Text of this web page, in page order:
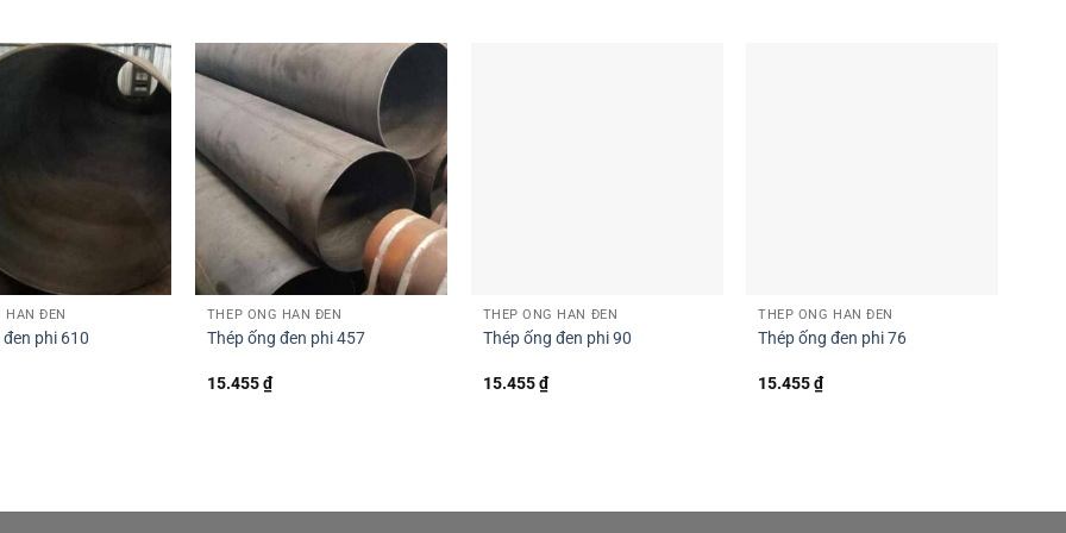
HÀN ĐEN
phi 610
THÉP ỐNG HÀN ĐEN
Thép ống đen phi 457
15.455₫
THÉP ỐNG HÀN ĐEN
Thép ống đen phi 90
15.455₫
THÉP ỐNG HÀN ĐEN
Thép ống đen phi 76
15.455₫